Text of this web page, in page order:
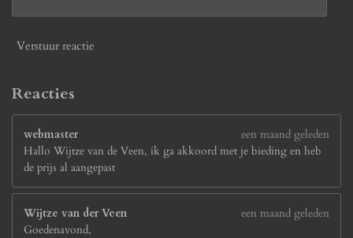
Verstuur reactie
Reacties
webmaster
een maand geleden
Hallo Wijtze van de Veen, ik ga akkoord met je bieding en heb
de prijs al aangepast
Wijtze van der Veen
een maand geleden
Goedenavond,